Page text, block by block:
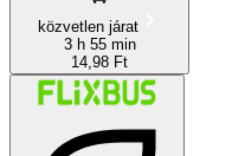
közvetlen járat
3 h 55 min
14,98 Ft